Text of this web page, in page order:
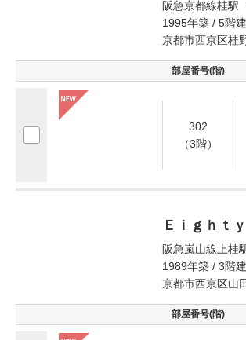
阪急京都線桂
1995年築 / 5階建
京都市西京区桂
部屋番号(階)
302
（3階）
Ｅｉｇｈ
阪急嵐山線上
1989年築 / 3階建
京都市西京区山
部屋番号(階)